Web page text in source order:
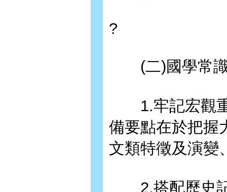
?
(二)國學常
1.牢記宏觀重
備要點在於把握
文類特徵及演變
2.搭配歷史記